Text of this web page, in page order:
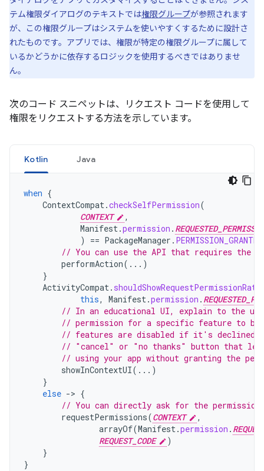
テム権限ダイアログのテキストでは権限グループが参照されます
が、この権限グループはシステムを使いやすくするために設計さ
れたものです。アプリでは、権限が特定の権限グループに属して
いるかどうかに依存するロジックを使用するべきではありませ
ん。
次のコード スニペットは、リクエスト コードを使用して
権限をリクエストする方法を示しています。
Kotlin Java
when {
ContextCompat.checkSelfPermission(
CONTEXT
,
Manifest.permission .
)
== PackageManager . PERMISSION_GRANTED
// You can use the API that requires the
performAction(...)
}
ActivityCompat.
this, Manifest.permission .
// In an educational UI, explain to the
// permission for a specific feature to
// features are disabled if it's
// "cancel" or "no thanks" button that
// using your app without granting the
showInContextUI(...)
}
else -> {
// You can directly ask for the
requestPermissions(CONTEXT
,
arrayOf(Manifest.permission .
REQUEST_CODE
)
}
}